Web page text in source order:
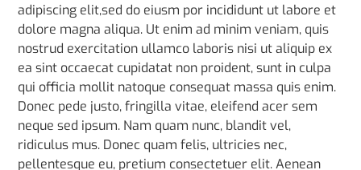
adipiscing elit,sed do eiusm por incididunt ut labore et
dolore magna aliqua. Ut enim ad minim veniam, quis
nostrud exercitation ullamco laboris nisi ut aliquip ex
ea sint occaecat cupidatat non proident, sunt in culpa
qui officia mollit natoque consequat massa quis enim.
Donec pede justo, fringilla vitae, eleifend acer sem
neque sed ipsum. Nam quam nunc, blandit vel,
ridiculus mus. Donec quam felis, ultricies nec,
pellentesque eu, pretium consectetuer elit. Aenean